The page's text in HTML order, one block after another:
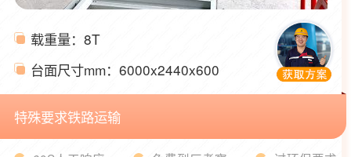
载重量： 8T
台面尺寸mm： 6000x2440x600
特殊要求铁路运输